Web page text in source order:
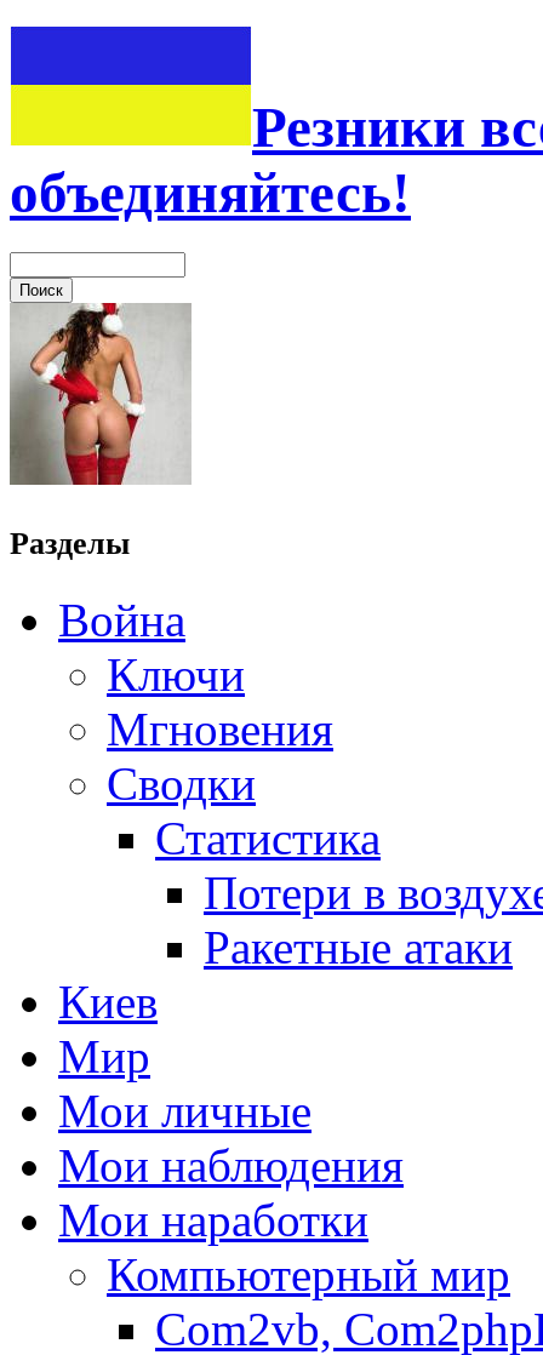
Резники
объединяйтесь!
Разделы
Война
Ключи
Мгновения
Сводки
Статистика
Потери в
Ракетные атаки
Киев
Мир
Мои личные
Мои наблюдения
Мои наработки
Компьютерный мир
Com2vb,